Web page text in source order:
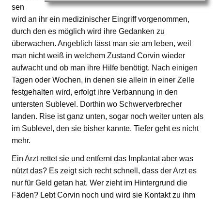
sen
wird an ihr ein medizinischer Eingriff vorgenommen,
durch den es möglich wird ihre Gedanken zu
überwachen. Angeblich lässt man sie am leben, weil
man nicht weiß in welchem Zustand Corvin wieder
aufwacht und ob man ihre Hilfe benötigt. Nach einigen
Tagen oder Wochen, in denen sie allein in einer Zelle
festgehalten wird, erfolgt ihre Verbannung in den
untersten Sublevel. Dorthin wo Schwerverbrecher
landen. Rise ist ganz unten, sogar noch weiter unten als
im Sublevel, den sie bisher kannte. Tiefer geht es nicht
mehr.
Ein Arzt rettet sie und entfernt das Implantat aber was
nützt das? Es zeigt sich recht schnell, dass der Arzt es
nur für Geld getan hat. Wer zieht im Hintergrund die
Fäden? Lebt Corvin noch und wird sie Kontakt zu ihm